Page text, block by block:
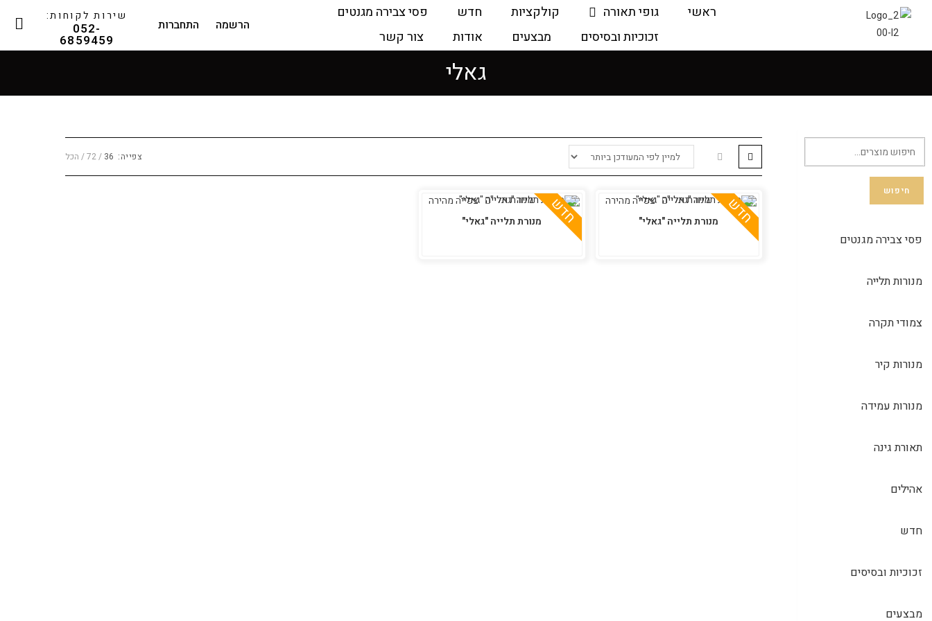
ראשי גופי תאורה קולקציות חדש
פסי צבירה מגנטים
זכוכיות ובסיסים
מבצעים אודות צור קשר
הרשמה התחברות
שירות לקוחות:
052-
6859459
גאלי
חיפוש
פסי צבירה מגנטים
מנורות תלייה
צמודי תקרה
מנורות קיר
מנורות עמידה
תאורת גינה
אהילים
חדש
זכוכיות ובסיסים
מבצעים
צפייה: 36
72 הכל
חדש
צפייה מהירה
מנורת תלייה "גאלי"
חדש
צפייה מהירה
מנורת תלייה "גאלי"